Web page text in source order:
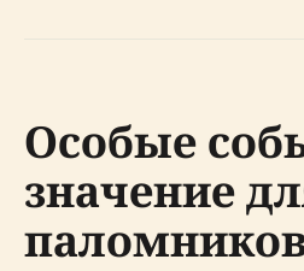
Особые
значение